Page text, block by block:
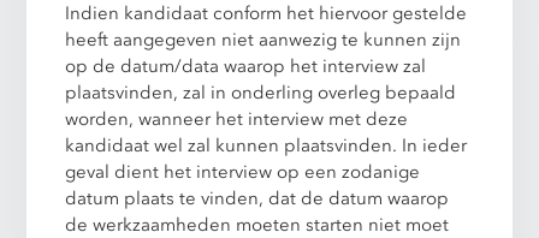
Indien kandidaat conform het hiervoor gestelde
heeft aangegeven niet aanwezig te kunnen zijn
op de datum/data waarop het interview zal
plaatsvinden, zal in onderling overleg bepaald
worden, wanneer het interview met deze
kandidaat wel zal kunnen plaatsvinden. In ieder
geval dient het interview op een zodanige
datum plaats te vinden, dat de datum waarop
de werkzaamheden moeten starten niet moet